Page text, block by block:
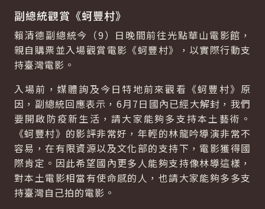
副總統觀賞《蚵豐村》
賴清德副總統今（9）日晚間前往光點華山電影館，
親自購票並入場觀賞電影《蚵豐村》，以實際行動支
持臺灣電影。
入場前，媒體詢及今日特地前來觀看《蚵豐村》原
因，副總統回應表示，6月7日國內已經大解封，我們
要開啟防疫新生活，請大家能夠多支持本土藝術。
《蚵豐村》的影評非常好，年輕的林龍吟導演非常不
容易，在有限資源以及文化部的支持下，電影獲得國
際肯定。因此希望國內更多人能夠支持像林導這樣，
對本土電影相當有使命感的人，也請大家能夠多多支
持臺灣自己拍的電影。